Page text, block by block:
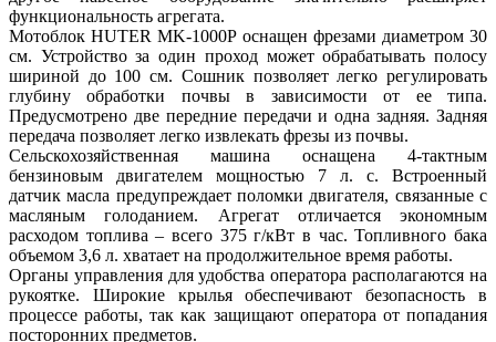
функциональность агрегата.
Мотоблок HUTER MK-1000Р оснащен фрезами диаметром 30
см. Устройство за один проход может обрабатывать полосу
шириной до 100 см. Сошник позволяет легко регулировать
глубину обработки почвы в зависимости от ее типа.
Предусмотрено две передние передачи и одна задняя. Задняя
передача позволяет легко извлекать фрезы из почвы.
Сельскохозяйственная машина оснащена 4-тактным
бензиновым двигателем мощностью 7 л. с. Встроенный
датчик масла предупреждает поломки двигателя, связанные с
масляным голоданием. Агрегат отличается экономным
расходом топлива – всего 375 г/кВт в час. Топливного бака
объемом 3,6 л. хватает на продолжительное время работы.
Органы управления для удобства оператора располагаются на
рукоятке. Широкие крылья обеспечивают безопасность в
процессе работы, так как защищают оператора от попадания
посторонних предметов.